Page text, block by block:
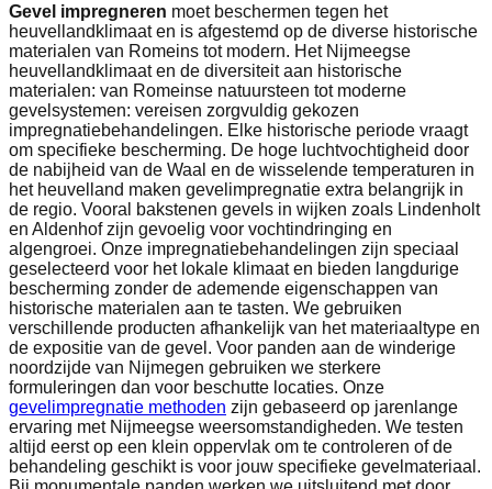
Gevel impregneren moet beschermen tegen het
heuvellandklimaat en is afgestemd op de diverse historische
materialen van Romeins tot modern. Het Nijmeegse
heuvellandklimaat en de diversiteit aan historische
materialen: van Romeinse natuursteen tot moderne
gevelsystemen: vereisen zorgvuldig gekozen
impregnatiebehandelingen. Elke historische periode vraagt
om specifieke bescherming. De hoge luchtvochtigheid door
de nabijheid van de Waal en de wisselende temperaturen in
het heuvelland maken gevelimpregnatie extra belangrijk in
de regio. Vooral bakstenen gevels in wijken zoals Lindenholt
en Aldenhof zijn gevoelig voor vochtindringing en
algengroei. Onze impregnatiebehandelingen zijn speciaal
geselecteerd voor het lokale klimaat en bieden langdurige
bescherming zonder de ademende eigenschappen van
historische materialen aan te tasten. We gebruiken
verschillende producten afhankelijk van het materiaaltype en
de expositie van de gevel. Voor panden aan de winderige
noordzijde van Nijmegen gebruiken we sterkere
formuleringen dan voor beschutte locaties. Onze
gevelimpregnatie methoden zijn gebaseerd op jarenlange
ervaring met Nijmeegse weersomstandigheden. We testen
altijd eerst op een klein oppervlak om te controleren of de
behandeling geschikt is voor jouw specifieke gevelmateriaal.